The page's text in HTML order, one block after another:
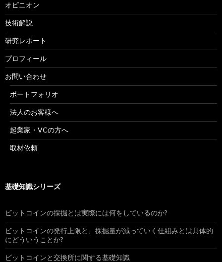
オピニオン
技術解説
研究レポート
プロフィール
お問い合わせ
ポートフォリオ
法人のお客様へ
起業家・VCの方へ
取材依頼
基礎知識シリーズ
ビットコインの採掘とは実際には何をしているのか?
ビットコインの発行上限と、採掘量が減っていく仕組みとは具体的
にどういうことか?
ビットコインと交換所に関する基礎知識